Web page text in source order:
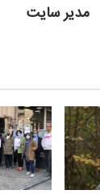
مدیر سایت